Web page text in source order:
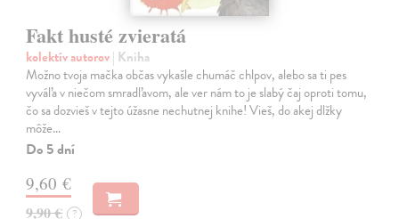
Fakt husté zvieratá
kolektív autorov| Kniha
Možno tvoja mačka občas vykašle chumáč chlpov, alebo sa ti pes
vyváľa v niečom smradľavom, ale ver nám to je slabý čaj oproti tomu,
čo sa dozvieš v tejto úžasne nechutnej knihe! Vieš, do akej dlžky
môže…
Do 5 dní
9,60 €
9,90 € ?